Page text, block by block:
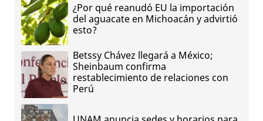
¿Por qué reanudó EU la importación
del aguacate en Michoacán y advirtió
esto?
Betssy Chávez llegará a México;
Sheinbaum confirma
restablecimiento de relaciones con
Perú